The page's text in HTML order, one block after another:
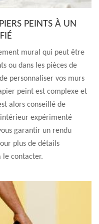
PEINTS À UN
mural qui peut être
ou dans les pièces de
personnaliser vos murs
peint est complexe et
alors conseillé de
expérimenté
garantir un rendu
plus de détails
le contacter.